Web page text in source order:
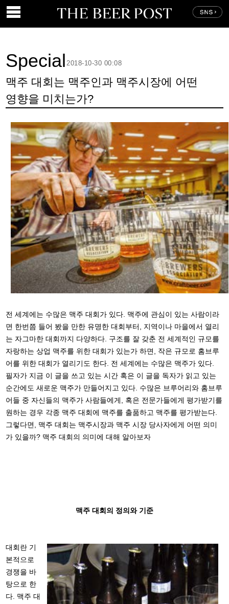
Special
맥주 대회는 맥주인과 맥주시장에 어떤
영향을 미치는가?
2018-10-30 00:08
전 세계에는 수많은 맥주 대회가 있다. 맥주에 관심이 있는 사람이라
면 한번쯤 들어 봤을 만한 유명한 대회부터, 지역이나 마을에서 열리
는 자그마한 대회까지 다양하다. 구조를 잘 갖춘 전 세계적인 규모를
자랑하는 상업 맥주를 위한 대회가 있는가 하면, 작은 규모로 홈브루
어를 위한 대회가 열리기도 한다. 전 세계에는 수많은 맥주가 있다.
필자가 지금 이 글을 쓰고 있는 시간 혹은 이 글을 독자가 읽고 있는
순간에도 새로운 맥주가 만들어지고 있다. 수많은 브루어리와 홈브루
어들 중 자신들의 맥주가 사람들에게, 혹은 전문가들에게 평가받기를
원하는 경우 각종 맥주 대회에 맥주를 출품하고 맥주를 평가받는다.
그렇다면, 맥주 대회는 맥주시장과 맥주 시장 당사자에게 어떤 의미
가 있을까? 맥주 대회의 의미에 대해 알아보자
맥주 대회의 정의와 기준
대회란 기
본적으로
경쟁을 바
탕으로 한
다. 맥주 대